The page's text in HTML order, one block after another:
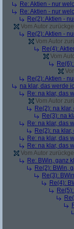
Re: Aktien - nur
Re: Aktien - nur
Re(2): Aktien -
Vom Autor
Re(2): Aktien -
Vom Autor
Re(4):
Vom
Re(2): Aktien -
na klar, das werde
Re: na klar, das
Vom Autor
Re(2): na
Re(3): na
Re: na klar, das
Re(2): na
Re: na klar, das
Re: na klar, das
Vom Autor
Re: BWin, ganz
Re(2): BWin,
Re(3):
Re(4):